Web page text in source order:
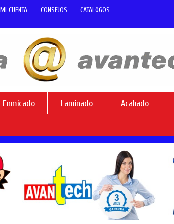
MI CUENTA CONSEJOS CATALOGOS
Enmicado Laminado Acabado